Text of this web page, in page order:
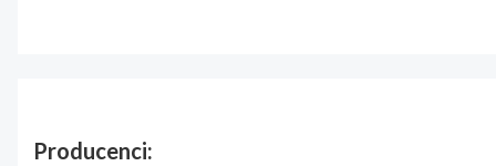
Producenci: